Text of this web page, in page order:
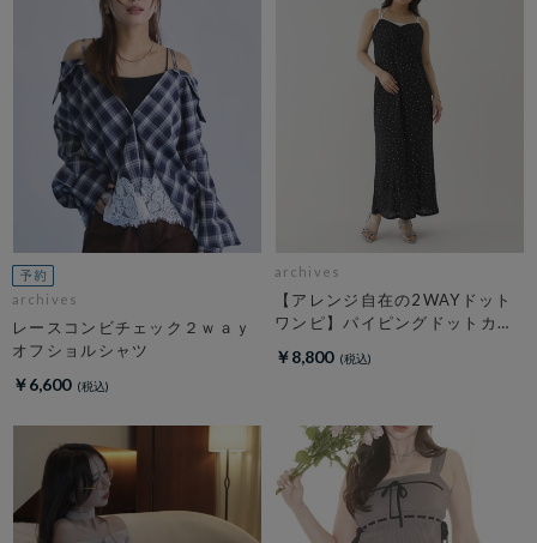
archives
レースコンビチェック２ｗａｙ
オフショルシャツ
￥6,600
archives
【アレンジ自在の2WAYドット
ワンピ】パイピングドットカッ
￥8,800